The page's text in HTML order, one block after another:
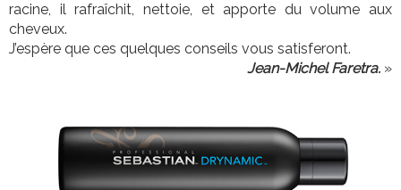
racine, il rafraîchit, nettoie, et apporte du volume aux
cheveux.
J’espère que ces quelques conseils vous satisferont.
Jean-Michel Faretra. »